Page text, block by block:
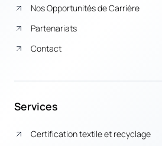
Nos Opportunités de Carrière
Partenariats
Contact
Services
Certification textile et recyclage